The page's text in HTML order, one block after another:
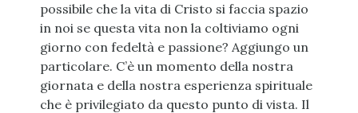
possibile che la vita di Cristo si faccia spazio
in noi se questa vita non la coltiviamo ogni
giorno con fedeltà e passione? Aggiungo un
particolare. C’è un momento della nostra
giornata e della nostra esperienza spirituale
che è privilegiato da questo punto di vista. Il